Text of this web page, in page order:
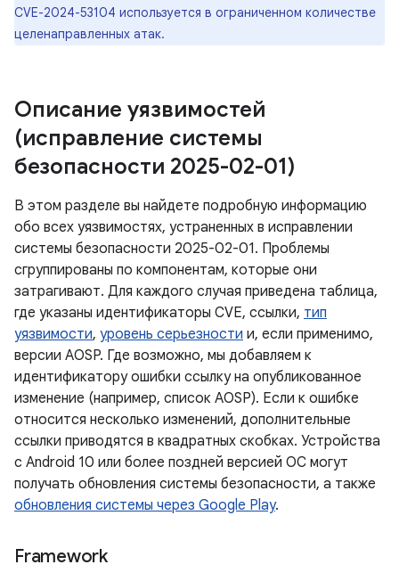
CVE-2024-53104 используется в ограниченном количестве
целенаправленных атак.
Описание уязвимостей
(исправление системы
безопасности 2025-02-01)
В этом разделе вы найдете подробную информацию
обо всех уязвимостях, устраненных в исправлении
системы безопасности 2025-02-01. Проблемы
сгруппированы по компонентам, которые они
затрагивают. Для каждого случая приведена таблица,
где указаны идентификаторы CVE, ссылки, тип
уязвимости, уровень серьезности и, если применимо,
версии AOSP. Где возможно, мы добавляем к
идентификатору ошибки ссылку на опубликованное
изменение (например, список AOSP). Если к ошибке
относится несколько изменений, дополнительные
ссылки приводятся в квадратных скобках. Устройства
с Android 10 или более поздней версией ОС могут
получать обновления системы безопасности, а также
обновления системы через Google Play.
Framework